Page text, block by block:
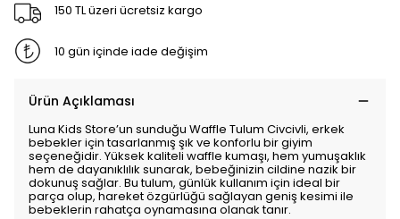
150 TL üzeri ücretsiz kargo
10 gün içinde iade değişim
Ürün Açıklaması
Luna Kids Store’un sunduğu Waffle Tulum Civcivli, erkek
bebekler için tasarlanmış şık ve konforlu bir giyim
seçeneğidir. Yüksek kaliteli waffle kumaşı, hem yumuşaklık
hem de dayanıklılık sunarak, bebeğinizin cildine nazik bir
dokunuş sağlar. Bu tulum, günlük kullanım için ideal bir
parça olup, hareket özgürlüğü sağlayan geniş kesimi ile
bebeklerin rahatça oynamasına olanak tanır.